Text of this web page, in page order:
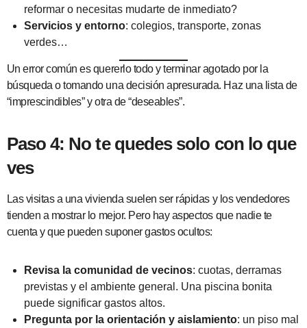
reformar o necesitas mudarte de inmediato?
Servicios y entorno: colegios, transporte, zonas
verdes…
Un error común es quererlo todo y terminar agotado por la
búsqueda o tomando una decisión apresurada. Haz una lista de
“imprescindibles” y otra de “deseables”.
Paso 4: No te quedes solo con lo que
ves
Las visitas a una vivienda suelen ser rápidas y los vendedores
tienden a mostrar lo mejor. Pero hay aspectos que nadie te
cuenta y que pueden suponer gastos ocultos:
Revisa la comunidad de vecinos: cuotas, derramas
previstas y el ambiente general. Una piscina bonita
puede significar gastos altos.
Pregunta por la orientación y aislamiento: un piso mal